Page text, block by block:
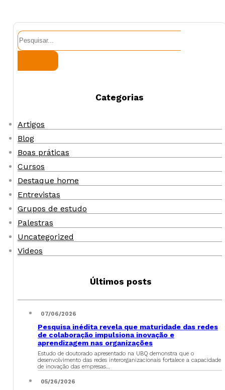
Pesquisar
Categorias
Artigos
Blog
Boas práticas
Cursos
Destaque home
Entrevistas
Grupos de estudo
Palestras
Uncategorized
Videos
Últimos posts
07/06/2026
Pesquisa inédita revela que maturidade das redes
de colaboração impulsiona inovação e
aprendizagem nas organizações
Estudo de doutorado apresentado na UBQ demonstra que o
desenvolvimento das redes interorganizacionais fortalece a capacidade
de inovação das empresas…
05/26/2026